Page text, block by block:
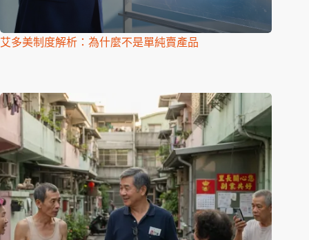
艾多美制度解析：為什麼不是單純賣產品